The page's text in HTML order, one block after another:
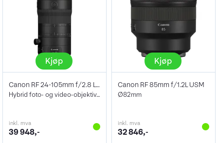
Kjøp
Canon RF 24-105mm f/2.8 L IS USM Z
Hybrid foto- og video-objektiv. Ø82mm
inkl. mva
39 948,-
Kjøp
Canon RF 85mm f/1.2L USM
Ø82mm
inkl. mva
32 846,-